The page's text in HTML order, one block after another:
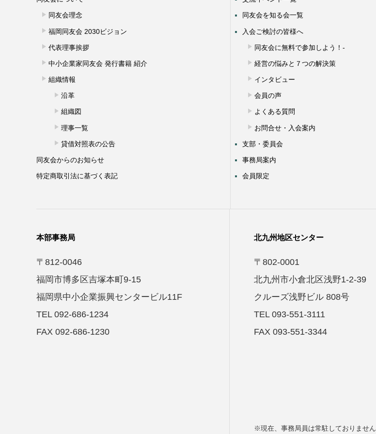
同友会理念
福岡同友会 2030ビジョン
代表理事挨拶
中小企業家同友会 発行書籍 紹介
組織情報
沿革
組織図
理事一覧
貸借対照表の公告
同友会からのお知らせ
特定商取引法に基づく表記
同友会を知る会一覧
入会ご検討の皆様へ
同友会に無料で参加しよう！-
経営の悩みと７つの解決策
インタビュー
会員の声
よくある質問
お問合せ・入会案内
支部・委員会
事務局案内
会員限定
本部事務局
〒812-0046
福岡市博多区吉塚本町9-15
福岡県中小企業振興センタービル11F
TEL 092-686-1234
FAX 092-686-1230
北九州地区センター
〒802-0001
北九州市小倉北区浅野1-2-39
クルーズ浅野ビル 808号
TEL 093-551-3111
FAX 093-551-3344
※現在、事務局員は常駐しておりません